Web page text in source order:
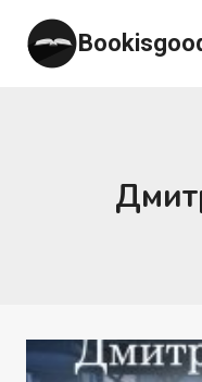
Перейти
содержимому